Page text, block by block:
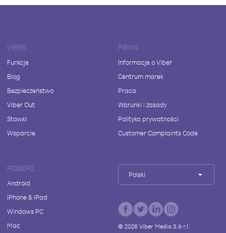
VIBER
Funkcje
Blog
Bezpieczeństwo
Viber Out
Stawki
Wsparcie
FIRMA
Informacje o Viber
Centrum marek
Praca
Warunki i zasady
Polityka prywatności
Customer Complaints Code
POBIERZ
Android
iPhone & iPad
Windows PC
Mac
Polski
© 2026Viber Media S.à r.l.